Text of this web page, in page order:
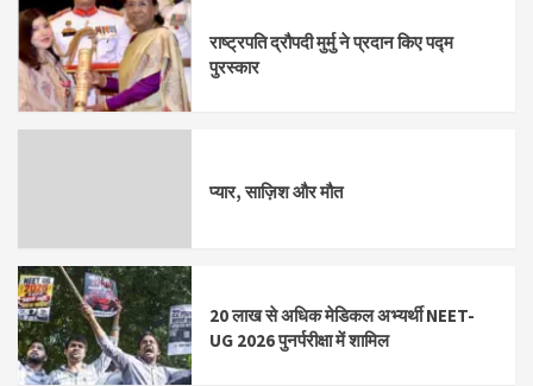
राष्ट्रपति द्रौपदी मुर्मु ने प्रदान किए पद्म
पुरस्कार
प्यार, साज़िश और मौत
20 लाख से अधिक मेडिकल अभ्यर्थी NEET-
UG 2026 पुनर्परीक्षा में शामिल